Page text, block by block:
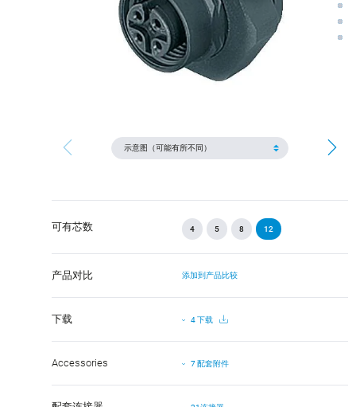
可有芯数 4 5 8 12
产品对比 添加到产品比较
下载 4 下载
Accessories 7 配套附件